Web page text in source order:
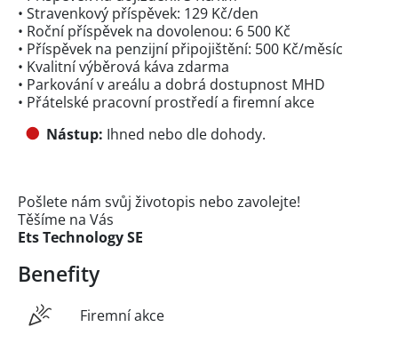
• Stravenkový příspěvek: 129 Kč/den
• Roční příspěvek na dovolenou: 6 500 Kč
• Příspěvek na penzijní připojištění: 500 Kč/měsíc
• Kvalitní výběrová káva zdarma
• Parkování v areálu a dobrá dostupnost MHD
• Přátelské pracovní prostředí a firemní akce
Nástup: Ihned nebo dle dohody.
Pošlete nám svůj životopis nebo zavolejte!
Těšíme na Vás
Ets Technology SE
Benefity
Firemní akce